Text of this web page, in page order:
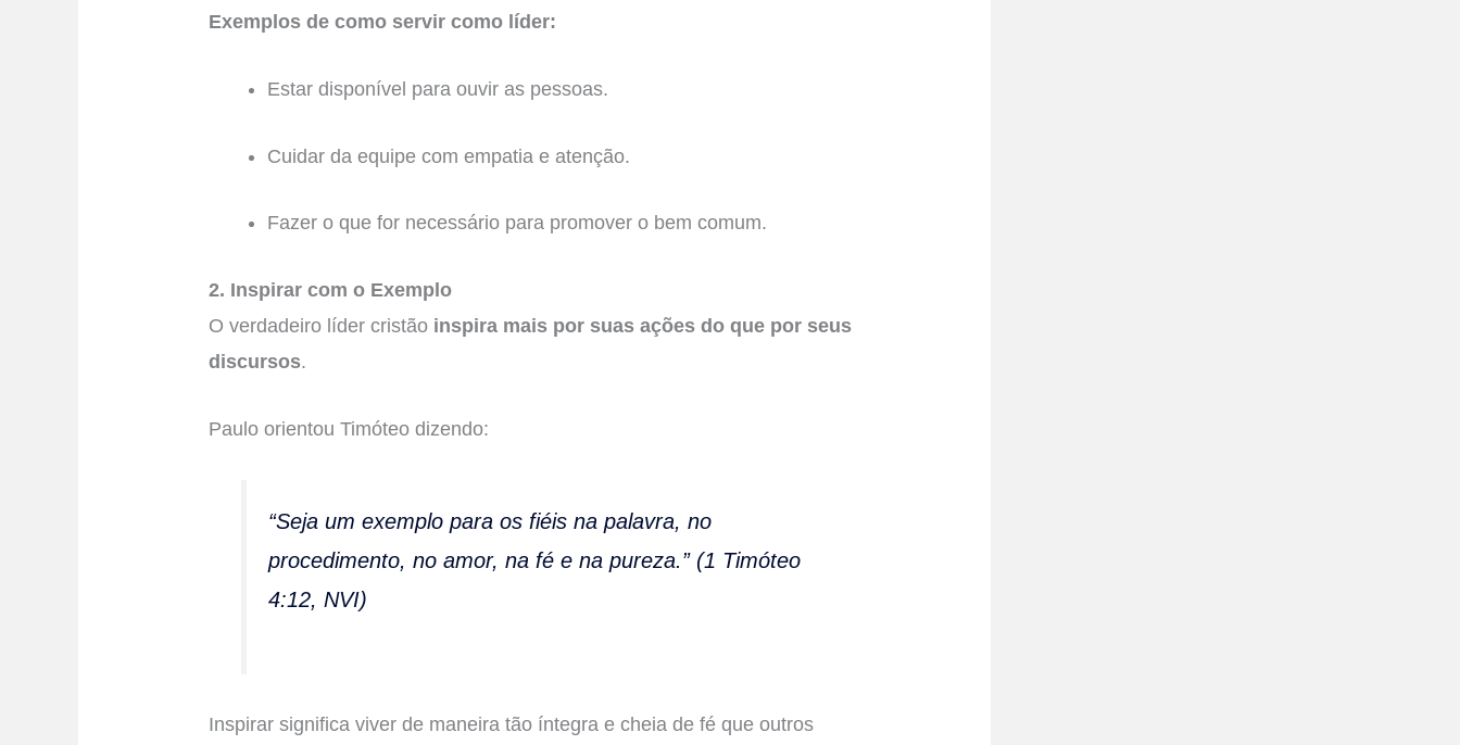
Exemplos de como servir como líder:
Estar disponível para ouvir as pessoas.
Cuidar da equipe com empatia e atenção.
Fazer o que for necessário para promover o bem comum.
2. Inspirar com o Exemplo
O verdadeiro líder cristão inspira mais por suas ações do que por seus
discursos.
Paulo orientou Timóteo dizendo:
“Seja um exemplo para os fiéis na palavra, no
procedimento, no amor, na fé e na pureza.” (1 Timóteo
4:12, NVI)
Inspirar significa viver de maneira tão íntegra e cheia de fé que outros